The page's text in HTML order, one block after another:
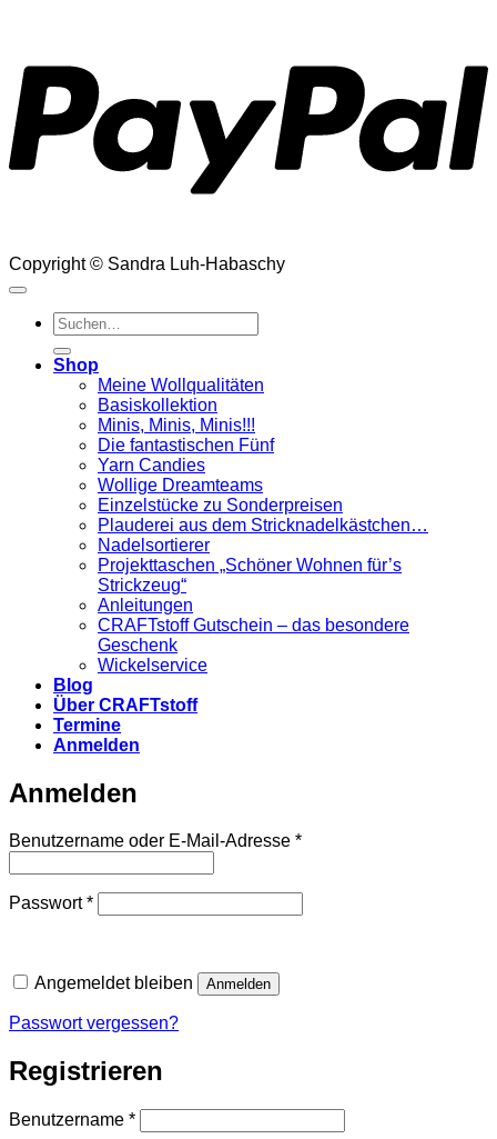
Copyright © Sandra Luh-Habaschy
Suchen
nach:
Shop
Meine Wollqualitäten
Basiskollektion
Minis, Minis, Minis!!!
Die fantastischen Fünf
Yarn Candies
Wollige Dreamteams
Einzelstücke zu Sonderpreisen
Plauderei aus dem Stricknadelkästchen…
Nadelsortierer
Projekttaschen „Schöner Wohnen für’s
Strickzeug“
Anleitungen
CRAFTstoff Gutschein – das besondere
Geschenk
Wickelservice
Blog
Über CRAFTstoff
Termine
Anmelden
Anmelden
Benutzername oder E-Mail-Adresse *Erforderlich
Passwort*Erforderlich
Angemeldet bleiben Anmelden
Passwort vergessen?
Registrieren
Benutzername *Erforderlich